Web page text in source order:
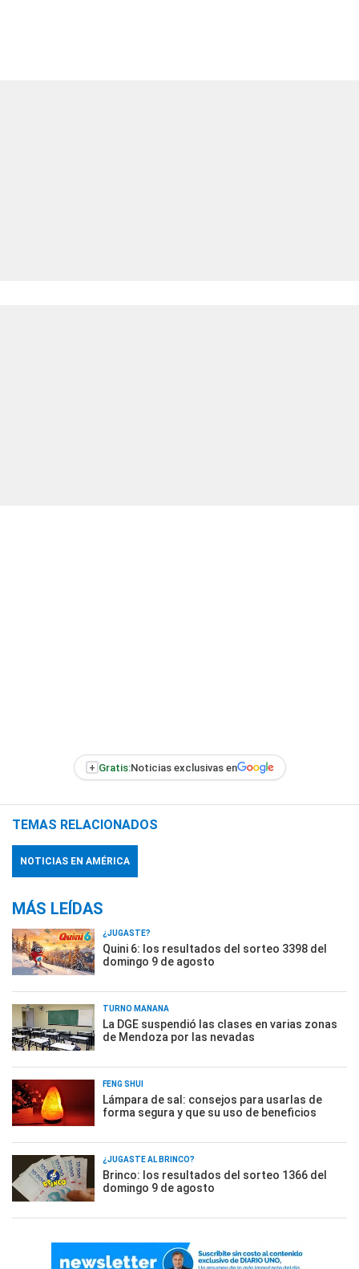
+ Gratis:Noticias exclusivas en
TEMAS RELACIONADOS
NOTICIAS EN AMÉRICA
MÁS LEÍDAS
¿JUGASTE?
Quini 6: los resultados del sorteo 3398 del
domingo 9 de agosto
TURNO MAÑANA
La DGE suspendió las clases en varias zonas
de Mendoza por las nevadas
FENG SHUI
Lámpara de sal: consejos para usarlas de
forma segura y que su uso de beneficios
¿JUGASTE AL BRINCO?
Brinco: los resultados del sorteo 1366 del
domingo 9 de agosto